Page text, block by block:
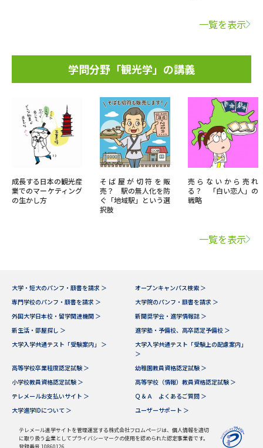
一覧を表示
学問分野「観光学」の講義
成長する日本の観光産
業でのマーケティング
の生かし方
そば屋が切符を販
売？ 駅の無人化を防
ぐ「地域駅」という選
択肢
売らないから売れ
る？ 「白い恋人」の
戦略
一覧を表示
大学・短大のパンフ・願書を請求 ＞
オープンキャンパス検索 ＞
専門学校のパンフ・願書を請求 ＞
大学院のパンフ・願書を請求 ＞
外国大学日本校・留学関連機関 ＞
新聞奨学会・進学情報誌 ＞
新生活・部屋探し ＞
進学塾・予備校、高卒認定予備校 ＞
大学入学共通テスト「受験案内」 ＞
大学入学共通テスト「受験上の配慮案内」
＞
高等学校卒業程度認定試験 ＞
幼稚園教員資格認定試験 ＞
小学校教員資格認定試験 ＞
高等学校（情報）教員資格認定試験 ＞
テレメールお支払いサイト ＞
Ｑ＆Ａ よくあるご質問 ＞
大学進学IDについて ＞
ユーザーサポート ＞
テレメール進学サイトを管理運営する株式会社フロムページは、個人情報を適切
に取り扱う企業としてプライバシーマークの使用を認められた認定事業者です。
登録番号 10860126